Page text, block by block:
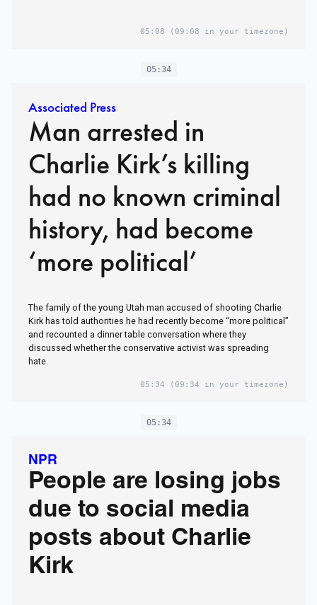
05:08 (09:08 in your timezone)
05:34
Associated Press
Man arrested in
Charlie Kirk’s killing
had no known criminal
history, had become
‘more political’
The family of the young Utah man accused of shooting Charlie
Kirk has told authorities he had recently become “more political”
and recounted a dinner table conversation where they
discussed whether the conservative activist was spreading
hate.
05:34 (09:34 in your timezone)
05:34
NPR
People are losing jobs
due to social media
posts about Charlie
Kirk